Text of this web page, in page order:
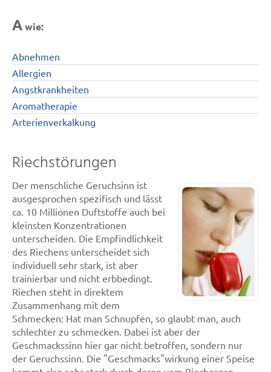
Awie:
Abnehmen
Allergien
Angstkrankheiten
Aromatherapie
Arterienverkalkung
Riechstörungen
Der menschliche Geruchsinn ist
ausgesprochen spezifisch und lässt
ca. 10 Millionen Duftstoffe auch bei
kleinsten Konzentrationen
unterscheiden. Die Empfindlichkeit
des Riechens unterscheidet sich
individuell sehr stark, ist aber
trainierbar und nicht erbbedingt.
Riechen steht in direktem
Zusammenhang mit dem
Schmecken: Hat man Schnupfen, so glaubt man, auch
schlechter zu schmecken. Dabei ist aber der
Geschmackssinn hier gar nicht betroffen, sondern nur
der Geruchssinn. Die "Geschmacks"wirkung einer Speise